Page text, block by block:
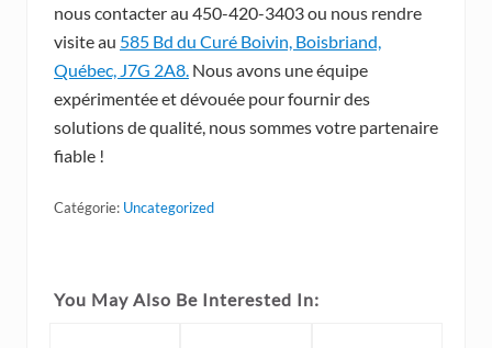
nous contacter au 450-420-3403 ou nous rendre
visite au 585 Bd du Curé Boivin, Boisbriand,
Québec, J7G 2A8. Nous avons une équipe
expérimentée et dévouée pour fournir des
solutions de qualité, nous sommes votre partenaire
fiable !
Catégorie: Uncategorized
You May Also Be Interested In: